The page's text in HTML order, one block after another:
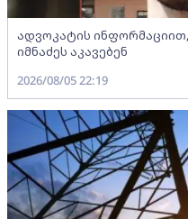
ადვოკატის ინფორმაციით,
იმნაძეს აკავებენ
2026/08/05 22:19